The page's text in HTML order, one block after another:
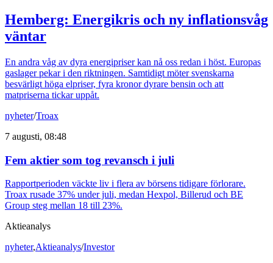
Hemberg: Energikris och ny inflationsvåg
väntar
En andra våg av dyra energipriser kan nå oss redan i höst. Europas
gaslager pekar i den riktningen. Samtidigt möter svenskarna
besvärligt höga elpriser, fyra kronor dyrare bensin och att
matpriserna tickar uppåt.
nyheter/Troax
7 augusti, 08:48
Fem aktier som tog revansch i juli
Rapportperioden väckte liv i flera av börsens tidigare förlorare.
Troax rusade 37% under juli, medan Hexpol, Billerud och BE
Group steg mellan 18 till 23%.
Aktieanalys
nyheter,Aktieanalys/Investor